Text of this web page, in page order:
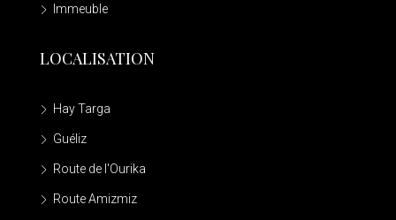
Immeuble
LOCALISATION
Hay Targa
Guéliz
Route de l'Ourika
Route Amizmiz